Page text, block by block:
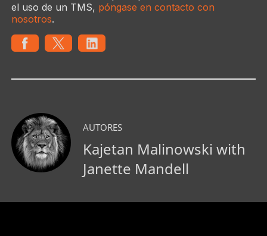
el uso de un TMS, póngase en contacto con
nosotros.
AUTORES
Kajetan Malinowski with
Janette Mandell